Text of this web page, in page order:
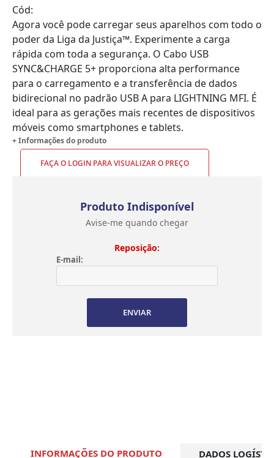
Cód:
Agora você pode carregar seus aparelhos com todo o
poder da Liga da Justiça™. Experimente a carga
rápida com toda a segurança. O Cabo USB
SYNC&CHARGE 5+ proporciona alta performance
para o carregamento e a transferência de dados
bidirecional no padrão USB A para LIGHTNING MFI. É
ideal para as gerações mais recentes de dispositivos
móveis como smartphones e tablets.
+ Informações do produto
FAÇA O LOGIN PARA VISUALIZAR O PREÇO
Produto Indisponível
Avise-me quando chegar
Reposição:
E-mail:
ENVIAR
INFORMAÇÕES DO PRODUTO DADOS